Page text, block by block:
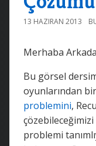
13 HAZIRAN 2013
Merhaba
Bu görsel
oyunlarından
problemini,
çözebileceğimizi
problemi